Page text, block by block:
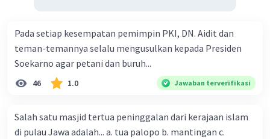
Pada setiap kesempatan pemimpin PKI, DN. Aidit dan
teman-temannya selalu mengusulkan kepada Presiden
Soekarno agar petani dan buruh...
46 1.0 Jawaban terverifikasi
Salah satu masjid tertua peninggalan dari kerajaan islam
di pulau Jawa adalah... a. tua palopo b. mantingan c.